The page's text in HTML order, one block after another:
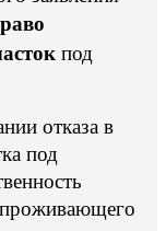
под
отказа в
под